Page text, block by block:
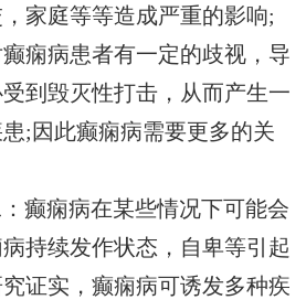
家庭等等造成严重的影响;
痫病患者有一定的歧视，导
到毁灭性打击，从而产生一
;因此癫痫病需要更多的关
癫痫病在某些情况下可能会
持续发作状态，自卑等引起
证实，癫痫病可诱发多种疾